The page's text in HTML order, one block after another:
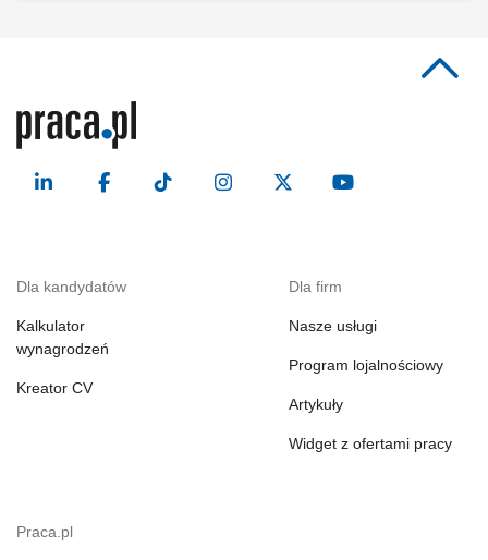
Dla kandydatów
Kalkulator
wynagrodzeń
Kreator CV
Dla firm
Nasze usługi
Program lojalnościowy
Artykuły
Widget z ofertami pracy
Praca.pl